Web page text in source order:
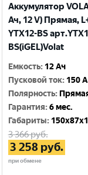
Аккумулятор
Ач, 12 V) Прямая,
YTX12-BS
BS(iGEL)Volat
Емкость: 12 Ач
Пусковой ток: 150 A
Полярность:
Гарантия:6 мес.
Габариты:
3 366руб.
3 258 руб.
при обмене